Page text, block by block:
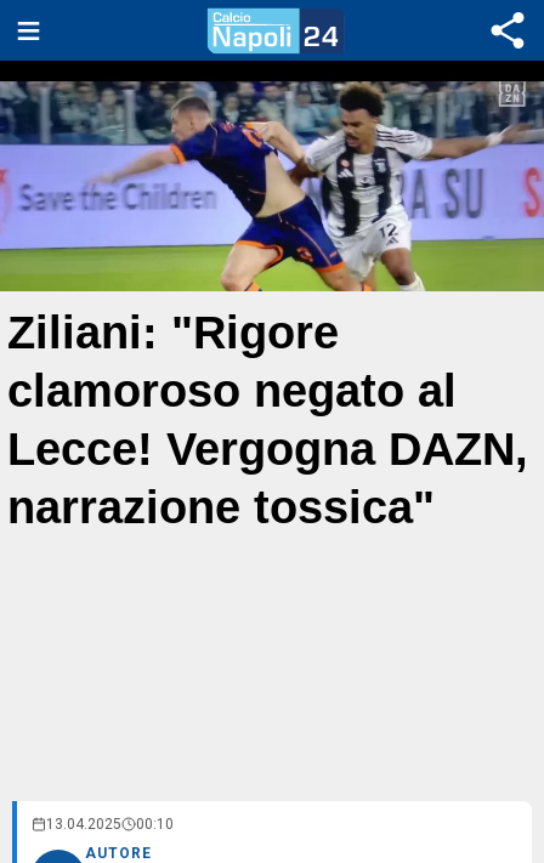
Ziliani: "Rigore
clamoroso negato al
Lecce! Vergogna DAZN,
narrazione tossica"
13.04.2025 00:10
AUTORE